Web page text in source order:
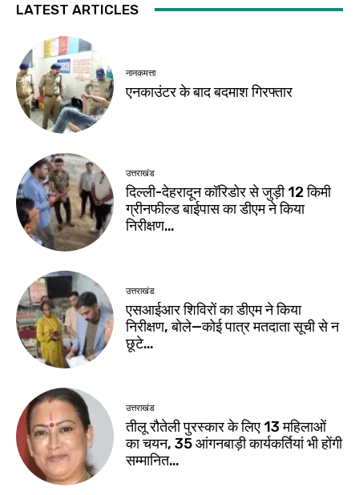
LATEST ARTICLES
नानकमत्ता
एनकाउंटर के बाद बदमाश गिरफ्तार
उत्तराखंड
दिल्ली-देहरादून कॉरिडोर से जुड़ी 12 किमी
ग्रीनफील्ड बाईपास का डीएम ने किया
निरीक्षण…
उत्तराखंड
एसआईआर शिविरों का डीएम ने किया
निरीक्षण, बोले—कोई पात्र मतदाता सूची से न
छूटे…
उत्तराखंड
तीलू रौतेली पुरस्कार के लिए 13 महिलाओं
का चयन, 35 आंगनबाड़ी कार्यकर्तियां भी होंगी
सम्मानित…